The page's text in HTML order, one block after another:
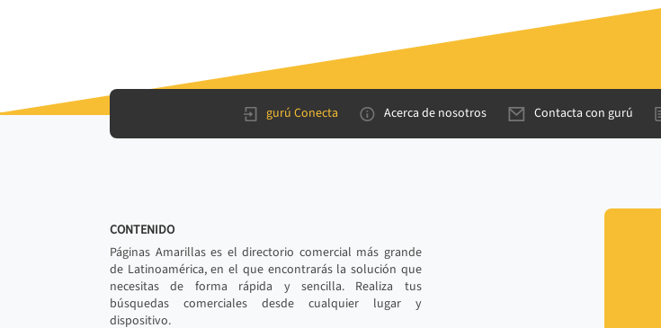
gurú Conecta Acerca de nosotros Contacta con gurú
CONTENIDO
Páginas Amarillas es el directorio comercial más grande
de Latinoamérica, en el que encontrarás la solución que
necesitas de forma rápida y sencilla. Realiza tus
búsquedas comerciales desde cualquier lugar y
dispositivo.